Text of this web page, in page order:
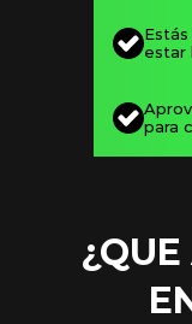
estar
para